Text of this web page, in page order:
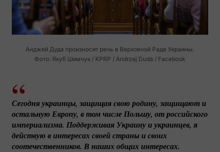
Анджей Дуда произносит речь в Верховной Раде Украины.
Фото: Якуб Шимчук / KPRP / Andrzej Duda / Facebook
Сегодня украинцы, защищая свою родину, защищают и
остальную Европу, в том числе Польшу, от российского
империализма. Поддерживая Украину и украинцев, я
действую в интересах своей страны и своих
соотечественников. В наших общих интересах.